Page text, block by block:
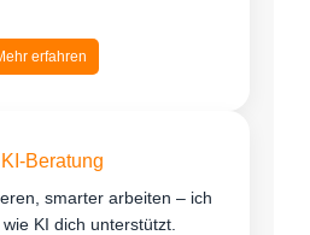
erfahren
Beratung
smarter arbeiten – ich
KI dich unterstützt.